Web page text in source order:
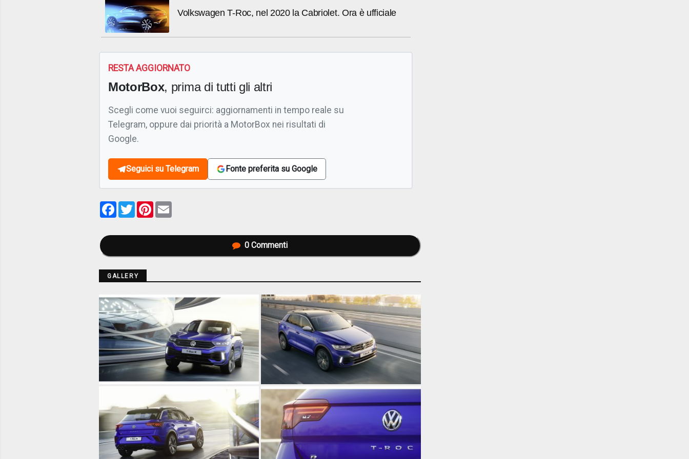
Volkswagen T-Roc, nel 2020 la Cabriolet. Ora è ufficiale
RESTA AGGIORNATO
MotorBox, prima di tutti gli altri
Scegli come vuoi seguirci: aggiornamenti in tempo reale su
Telegram, oppure dai priorità a MotorBox nei risultati di
Google.
Seguici su Telegram Fonte preferita su Google
Facebook
TwitterPinterest
0 Commenti
GALLERY